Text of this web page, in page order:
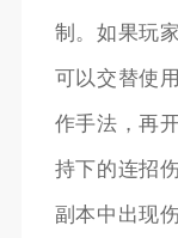
制。如果玩
可以交替使
作手法，再
持下的连招
副本中出现